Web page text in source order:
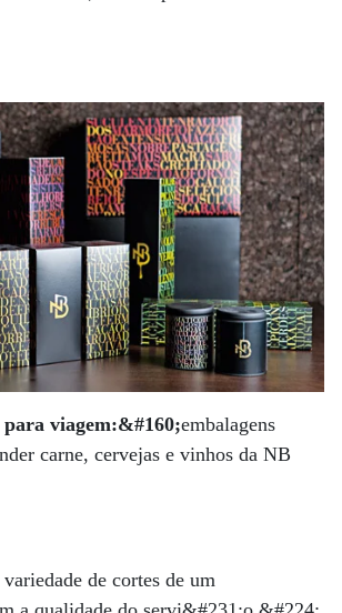
viagem:&#160;embalagens
carne, cervejas e vinhos da NB
de cortes de um